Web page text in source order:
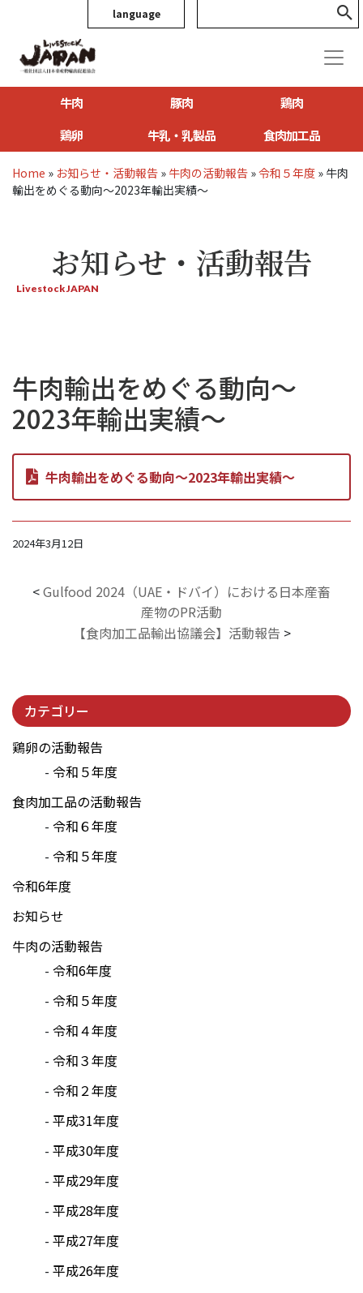
language
牛肉 豚肉
鶏肉
鶏卵
牛乳・乳製品 食肉加工品
Home » お知らせ・活動報告 » 牛肉の活動報告 »令和５年度 » 牛肉
輸出をめぐる動向～2023年輸出実績～
お知らせ・活動報告
Livestock JAPAN
牛肉輸出をめぐる動向～
2023年輸出実績～
牛肉輸出をめぐる動向～2023年輸出実績～
2024年3月12日
<Gulfood 2024（UAE・ドバイ）における日本産畜
産物のPR活動
【食肉加工品輸出協議会】活動報告 >
カテゴリー
鶏卵の活動報告
令和５年度
食肉加工品の活動報告
令和６年度
令和５年度
令和6年度
お知らせ
牛肉の活動報告
令和6年度
令和５年度
令和４年度
令和３年度
令和２年度
平成31年度
平成30年度
平成29年度
平成28年度
平成27年度
平成26年度